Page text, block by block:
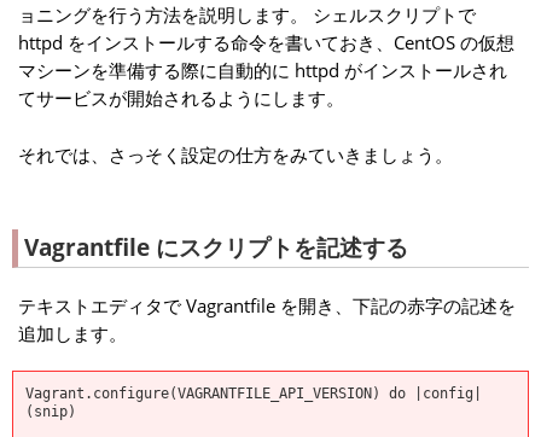
ョニングを行う方法を説明します。 シェルスクリプトで
httpd をインストールする命令を書いておき、CentOS の仮想
マシーンを準備する際に自動的に httpd がインストールされ
てサービスが開始されるようにします。
それでは、さっそく設定の仕方をみていきましょう。
Vagrantfile にスクリプトを記述する
テキストエディタで Vagrantfile を開き、下記の赤字の記述を
追加します。
Vagrant.configure(VAGRANTFILE_API_VERSION) do |config|
(snip)